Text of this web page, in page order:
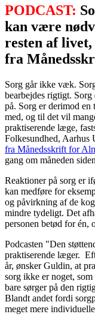
PODCAST:
kan være
resten af
fra
Sorg går ikke væk.
bearbejdes rigtigt. Sorg
på. Sorg er derimod en
med, og til det vil
praktiserende læge,
Folkesundhed, Aarhus
fra Månedsskrift for
gang om måneden
Reaktioner på sorg er
kan medføre for
og påvirkning af de
mindre tydeligt. Det
personen betød for én,
Podcasten "Den
praktiserende læger.
år, ønsker Guldin, at
sorg ikke er noget,
bare sørger på den
Blandt andet fordi
meget mere